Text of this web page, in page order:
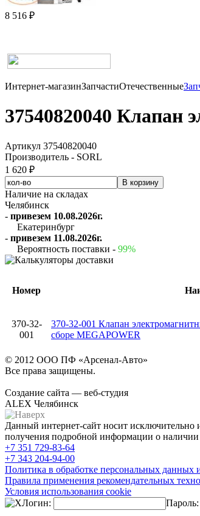
8 516 ₽
Интернет-магазинЗапчастиОтечественные
37540820040
Артикул 37540820040
Производитель - SORL
1 620 ₽
Наличие на складах
Челябинск
- привезем 10.08.2026г.
Екатеринбург
- привезем 11.08.2026г.
Вероятность поставки - 99%
Номер
370-32-
001
370-32-001 Клапан
сборе MEGAPOWER
© 2012 ООО ПФ «Арсенал-Авто»
Все права защищены.
Создание сайта — веб-студия
ALEX Челябинск
Данный интернет-сайт носит
получения подробной информации о наличии
+7 351 729-83-64
+7 343 204-94-00
Политика в обработке персональных данных
Правила применения рекомендательных
Условия использования cookie
Логин:
Пароль: